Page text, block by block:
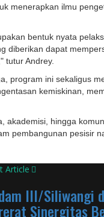
menerapkan ilmu
bentuk nyata
diberikan dapat
tutur Andrey.
program ini sekaligus
kemiskinan,
akademisi, hingga
pembangunan pesisir
Article
III/Siliwangi
Sinergitas